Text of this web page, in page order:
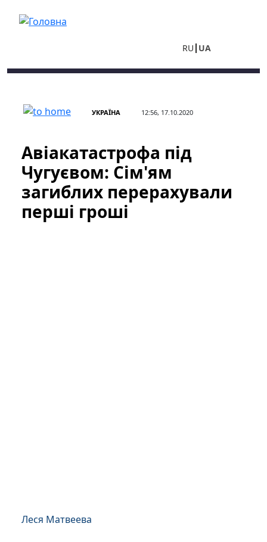
RU UA
УКРАЇНА 12:56, 17.10.2020
Авіакатастрофа під
Чугуєвом: Сім'ям
загиблих перерахували
перші гроші
Леся Матвеева